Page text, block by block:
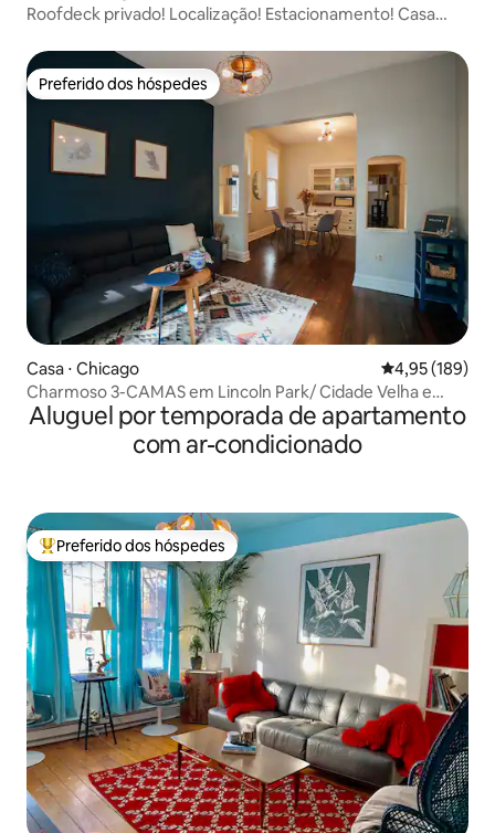
Roofdeck privado! Localização! Estacionamento! Casa
Preferido dos hóspedes
Preferido dos hóspedes
Casa ⋅ Chicago 4,95 de uma
4,95 (189)
Charmoso 3-CAMAS em Lincoln Park/ Cidade Velha e
Estacionamento
Aluguel por temporada de apartamento
com ar-condicionado
Entre os melhores preferidos dos hóspedes
Preferido dos hóspedes